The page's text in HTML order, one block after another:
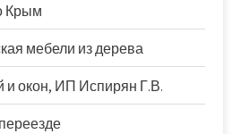
Крым
мебели из дерева
и окон, ИП Испирян Г.В.